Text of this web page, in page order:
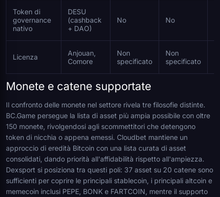
Token di
governance
nativo
DESU
(cashback
+ DAO)
No No
Licenza
Anjouan,
Comore
Non
specificato
Non
specificato
Monete e catene supportate
Il confronto delle monete nel settore rivela tre filosofie distinte.
BC.Game persegue la lista di asset più ampia possibile con oltre
150 monete, rivolgendosi agli scommettitori che detengono
token di nicchia o appena emessi. Cloudbet mantiene un
approccio di eredità Bitcoin con una lista curata di asset
consolidati, dando priorità all'affidabilità rispetto all'ampiezza.
Dexsport si posiziona tra questi poli: 37 asset su 20 catene sono
sufficienti per coprire le principali stablecoin, i principali altcoin e
memecoin inclusi PEPE, BONK e FARTCOIN, mentre il supporto